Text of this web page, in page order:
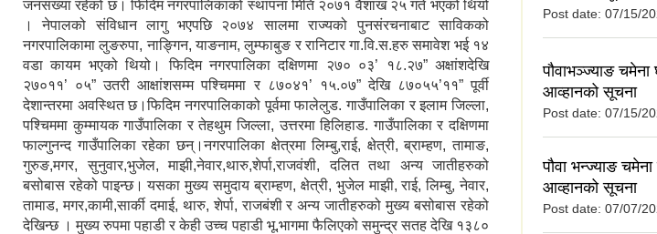
जनसंख्या रहेको छ। फिदिम नगरपालिकाको स्थापना मिति २०७१ ‍वैशाख २५ गते भएको थियो
। नेपालको संविधान लागु भएपछि २०७४ सालमा राज्यको पुनसंरचनाबाट साविकको
नगरपालिकामा लुङरुपा, नाङ्गिन, याङनाम, लुम्फाबुङ र रानिटार गा.वि.स.हरु समावेश भई १४
वडा कायम भएको थियो। फिदिम नगरपालिका दक्षिणमा २७० ०३’ १८.२७” अक्षांशदेखि
२७०११’ ०५” उतरी आक्षांशसम्म पश्चिममा र ८७०४१’ १५.०७” देखि ८७०५५’११” पूर्वी
देशान्तरमा अवस्थित छ।फिदिम नगरपालिकाको पूर्वमा फालेलुड. गाउँपालिका र इलाम जिल्ला,
पश्चिममा कुम्मायक गाउँपालिका र तेहथुम जिल्ला, उत्तरमा हिलिहाड. गाउँपालिका र दक्षिणमा
फाल्गुनन्द गाउँपालिका रहेका छन्।नगरपालिका क्षेत्रमा लिम्बु,राई, क्षेत्री, ब्राम्हण, तामाङ,
गुरुङ,मगर, सुनुवार,भुजेल, माझी,नेवार,थारु,शेर्पा,राजवंशी, दलित तथा अन्य जातीहरुको
बसोबास रहेको पाइन्छ। यसका मुख्य समुदाय ब्राम्हण, क्षेत्री, भुजेल माझी, राई, लिम्बु, नेवार,
तामाड, मगर,कामी,सार्की दमाई, थारु, शेर्पा, राजबंशी र अन्य जातीहरुको मुख्य बसोबास रहेको
देखिन्छ । मुख्य रुपमा पहाडी र केही उच्च पहाडी भू.भागमा फैलिएको समुन्द्र सतह देखि १३८०
Post date: 07/15/
पौवाभञ्ज्याङ
आव्हानको सूचना
Post date: 07/15/
पौवा भन्ज्याङ
आव्हानको सूचना
Post date: 07/07/